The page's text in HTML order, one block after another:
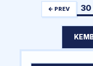
← PREV 30